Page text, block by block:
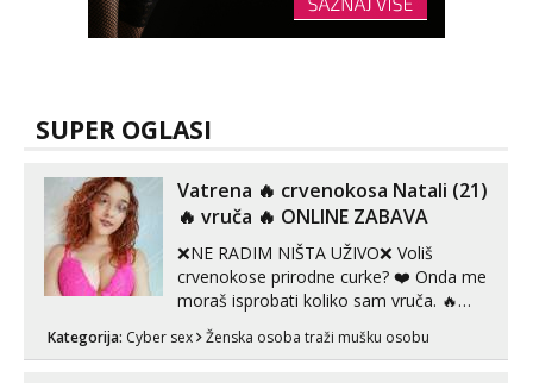
SUPER OGLASI
Vatrena ‎️‍🔥 crvenokosa Natali (21)
‎️‍🔥 vruča‎ ️‍🔥 ONLINE ZABAVA
❌NE RADIM NIŠTA UŽIVO❌ Voliš
crvenokose prirodne curke? ❤️ Onda me
moraš isprobati koliko sam vruča.‎ ️‍🔥
MLADA vražica koja ima 100%
prorodne grudi, 💦 Misli su mi uvijek
Kategorija: Cyber sex Ženska osoba traži mušku osobu